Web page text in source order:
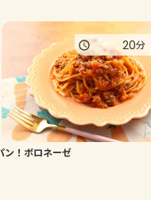
ン！ボロネーゼ
20分